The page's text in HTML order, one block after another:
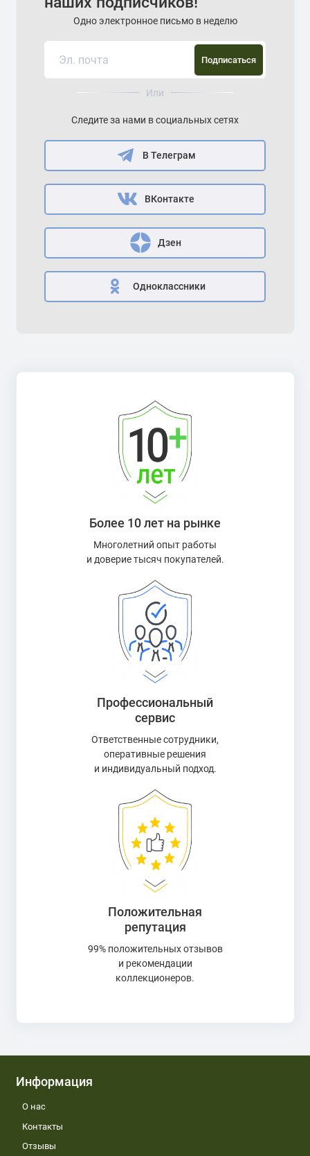
Одно электронное письмо в неделю
Подписаться
Или
Следите за нами в социальных сетях
В Телеграм
ВКонтакте
Дзен
Одноклассники
Более 10 лет на рынке
Многолетний опыт работы
и доверие тысяч покупателей.
Профессиональный
сервис
Ответственные сотрудники,
оперативные решения
и индивидуальный подход.
Положительная
репутация
99% положительных отзывов
и рекомендации
коллекционеров.
Информация
О нас
Контакты
Отзывы